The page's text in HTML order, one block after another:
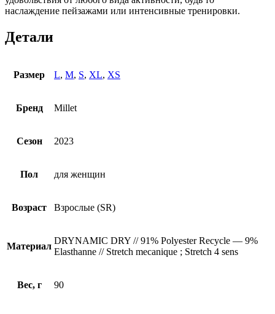
наслаждение пейзажами или интенсивные тренировки.
Детали
Размер L, M, S, XL, XS
Бренд Millet
Сезон 2023
Пол для женщин
Возраст Взрослые (SR)
Материал
DRYNAMIC DRY // 91% Polyester Recycle — 9%
Elasthanne // Stretch mecanique ; Stretch 4 sens
Вес, г 90